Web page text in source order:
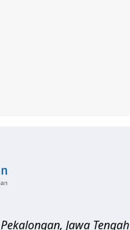
Pekalongan, Jawa Tengah